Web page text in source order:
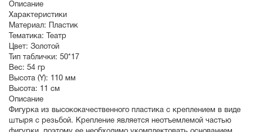
Описание
Характеристики
Материал: Пластик
Тематика:
Театр
Цвет: Золотой
Тип таблички: 50*17
Вес: 54 гр
Высота (Y): 110 мм
Высота: 11 см
Описание
Фигурка из высококачественного пластика с креплением в виде
штыря с резьбой. Крепление является неотъемлемой частью